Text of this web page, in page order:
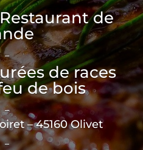
de
–
de races
de bois
–
– 45160 Olivet
–